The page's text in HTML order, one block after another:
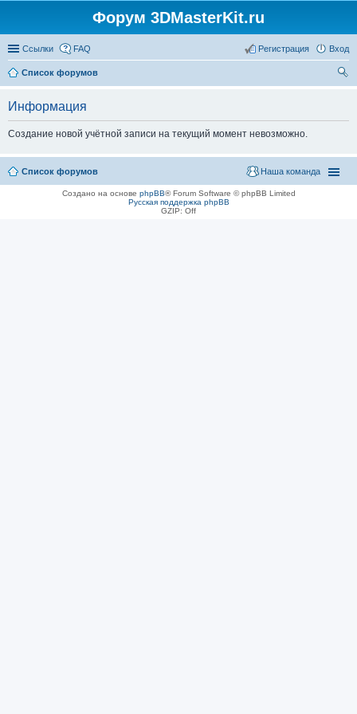
Форум 3DMasterKit.ru
Ссылки FAQ Вход
Регистрация
Список форумов
Информация
Создание новой учётной записи на текущий момент невозможно.
Список форумов Наша команда
Создано на основе phpBB® Forum Software © phpBB Limited
Русская поддержка phpBB
GZIP: Off